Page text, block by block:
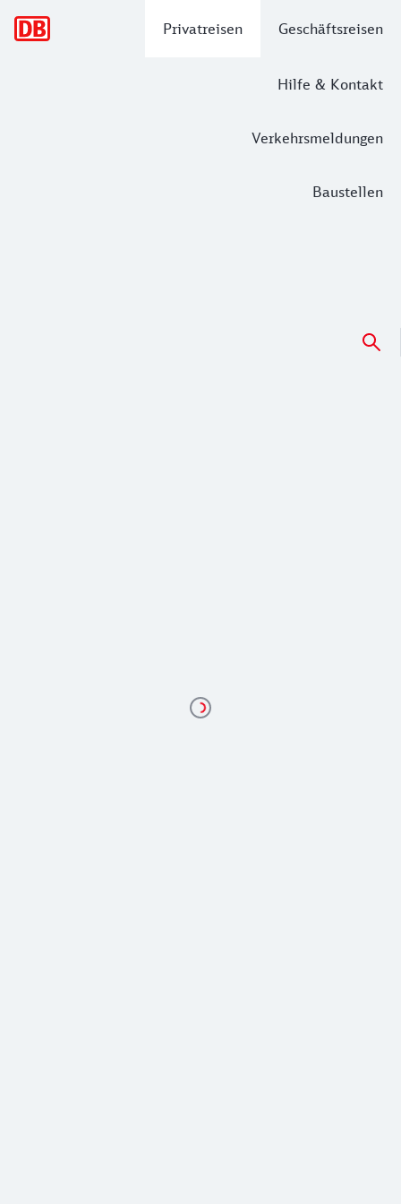
Privatreisen Geschäftsreisen
Hilfe & Kontakt
Verkehrsmeldungen
Baustellen